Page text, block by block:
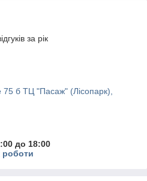
за рік
б ТЦ "Пасаж" (Лісопарк),
до 18:00
роботи